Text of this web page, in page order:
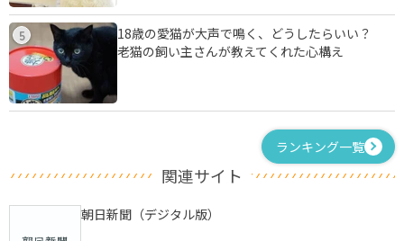
5
18歳の愛猫が大声で鳴く、どうしたらいい？
老猫の飼い主さんが教えてくれた心構え
ランキング一覧
関連サイト
朝日新聞（デジタル版）